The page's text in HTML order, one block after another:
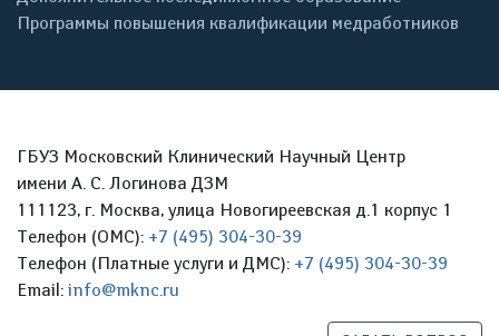
Программы повышения квалификации медработников
ГБУЗ Московский Клинический Научный Центр
имени А. С. Логинова ДЗМ
111123, г. Москва, улица Новогиреевская д.1 корпус 1
Телефон (ОМС): +7 (495) 304-30-39
Телефон (Платные услуги и ДМС): +7 (495) 304-30-39
Email: info@mknc.ru